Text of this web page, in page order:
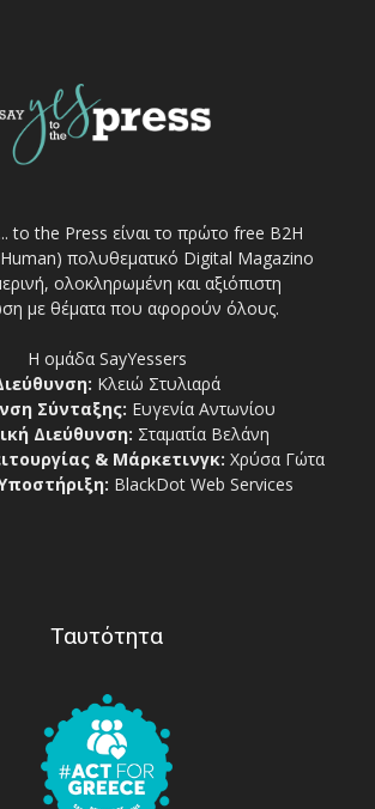
to the Press είναι το πρώτο free Β2Η
πολυθεματικό Digital Magazino
ολοκληρωμένη και αξιόπιστη
με θέματα που αφορούν όλους.
Η ομάδα SayYessers
Κλειώ Στυλιαρά
Σύνταξης: Ευγενία Αντωνίου
Διεύθυνση: Σταματία Βελάνη
& Μάρκετινγκ: Χρύσα Γώτα
BlackDot Web Services
Ταυτότητα